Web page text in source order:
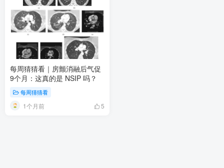
每周猜猜看｜房颤消融后气促
9个月：这真的是 NSIP 吗？
每周猜猜看
1个月前 5